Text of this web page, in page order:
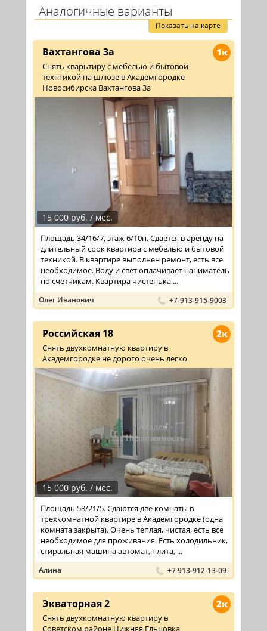
Аналогичные варианты
Показать на карте
1к
Вахтангова 3а
Снять кварьтиру с мебелью и бытовой
технгикой на шлюзе в Академгородке
Новосибирска Вахтангова 3а
15 000 руб. / мес.
Площадь 34/16/7, этаж 6/10п. Сдаётся в аренду на
длительный срок квартира с мебелью и бытовой
техникой. В квартире выполнен ремонт, есть все
необходимое. Воду и свет оплачивает наниматель
по счетчикам. Квартира чистенька ...
Олег Иванович +7-913-915-9003
2к
Российская 18
Снять двухкомнатную квартиру в
Академгородке не дорого очень легко
15 000 руб. / мес.
Площадь 58/21/5. Сдаются две комнаты в
трехкомнатной квартире в Академгородке (одна
комната закрыта). Очень теплая, чистая, есть все
необходимое для проживания. Есть холодильник,
стиральная машина автомат, плита, ...
Алина +7 913-912-13-09
2к
Экваторная 2
Снять двухкомнатную квартиру в
Советском районе Нижняя Ельцовка